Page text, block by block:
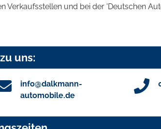
Verkaufsstellen und bei der 'Deutschen
uns:
info@dalkmann-
automobile.de